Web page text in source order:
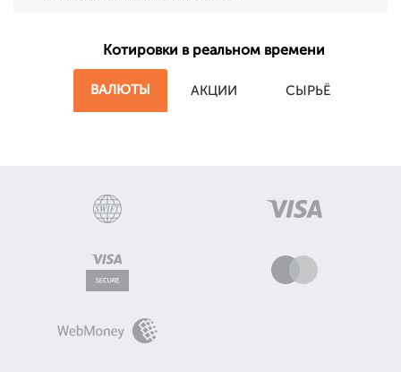
Котировки в реальном времени
ВАЛЮТЫ АКЦИИ СЫРЬЁ